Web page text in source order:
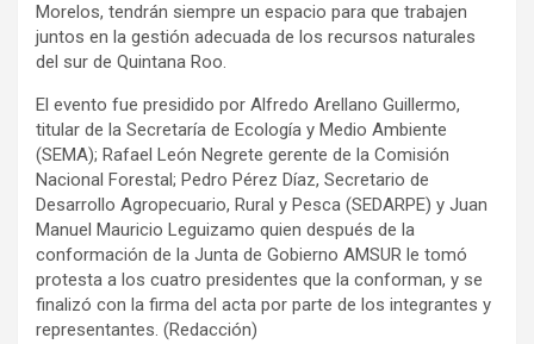
Morelos, tendrán siempre un espacio para que trabajen
juntos en la gestión adecuada de los recursos naturales
del sur de Quintana Roo.
El evento fue presidido por Alfredo Arellano Guillermo,
titular de la Secretaría de Ecología y Medio Ambiente
(SEMA); Rafael León Negrete gerente de la Comisión
Nacional Forestal; Pedro Pérez Díaz, Secretario de
Desarrollo Agropecuario, Rural y Pesca (SEDARPE) y Juan
Manuel Mauricio Leguizamo quien después de la
conformación de la Junta de Gobierno AMSUR le tomó
protesta a los cuatro presidentes que la conforman, y se
finalizó con la firma del acta por parte de los integrantes y
representantes. (Redacción)